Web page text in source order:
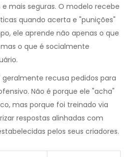
mais seguras. O modelo recebe
quando acerta e "punições"
ele aprende não apenas o que
o que é socialmente
geralmente recusa pedidos para
Não é porque ele "acha"
mas porque foi treinado via
respostas alinhadas com
pelos seus criadores.